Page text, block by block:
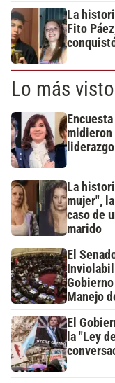
La
Fito
Lo más
La
mujer",
caso de
marido
El
Manejo
El
la "Ley